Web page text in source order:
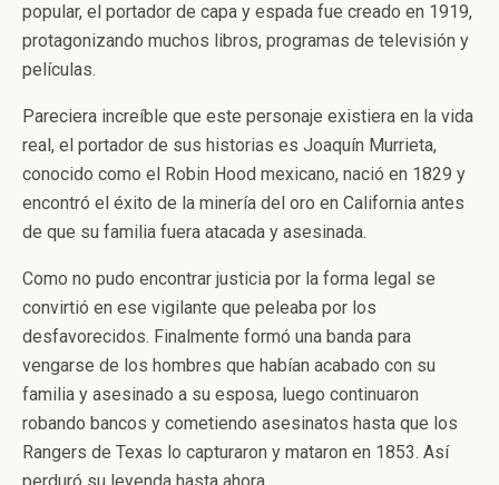
popular, el portador de capa y espada fue creado en 1919,
protagonizando muchos libros, programas de televisión y
películas.
Pareciera increíble que este personaje existiera en la vida
real, el portador de sus historias es Joaquín Murrieta,
conocido como el Robin Hood mexicano, nació en 1829 y
encontró el éxito de la minería del oro en California antes
de que su familia fuera atacada y asesinada.
Como no pudo encontrar justicia por la forma legal se
convirtió en ese vigilante que peleaba por los
desfavorecidos. Finalmente formó una banda para
vengarse de los hombres que habían acabado con su
familia y asesinado a su esposa, luego continuaron
robando bancos y cometiendo asesinatos hasta que los
Rangers de Texas lo capturaron y mataron en 1853. Así